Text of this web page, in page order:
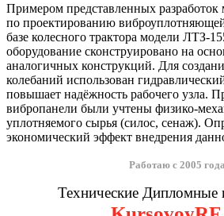
Примером представленных
по проектированию
базе колесного трактора модели ЛТЗ-
оборудование сконструировано на
аналогичных конструкций. Для
колебаний использован
повышает надёжность рабочего узла.
вибропанели были учтены физико-
уплотняемого сырья (силос, сенаж).
экономический эффект внедрения
Работаю с 2005 года
Технические Дипломные